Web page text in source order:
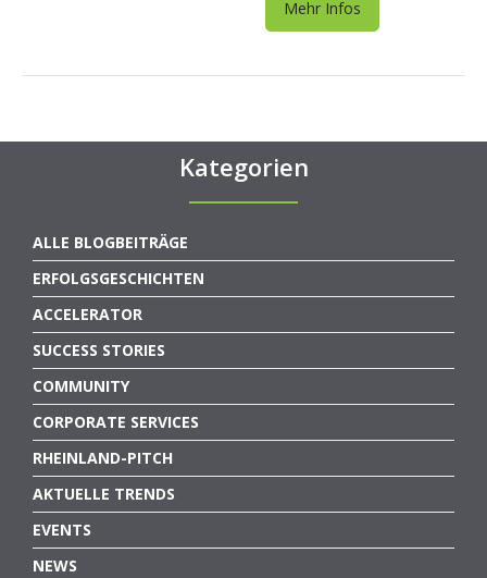
Mehr Infos
Kategorien
ALLE BLOGBEITRÄGE
ERFOLGSGESCHICHTEN
ACCELERATOR
SUCCESS STORIES
COMMUNITY
CORPORATE SERVICES
RHEINLAND-PITCH
AKTUELLE TRENDS
EVENTS
NEWS